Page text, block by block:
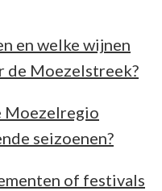
en welke wijnen
de Moezelstreek?
Moezelregio
seizoenen?
of festivals